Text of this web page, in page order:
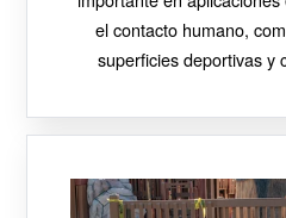
el contacto humano,
superficies deportivas y